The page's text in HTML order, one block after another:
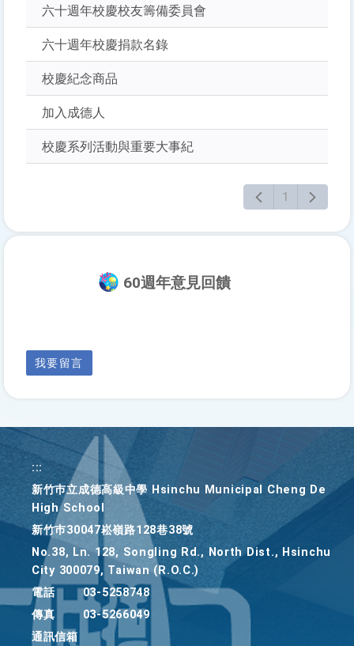
下
Enter
查
六十週年校慶校友籌備委員會
六十週年校慶捐款名錄
校慶紀念商品
加入成德人
校慶系列活動與重要大事紀
1
60週年意見回饋
我要留言
:::
新竹巿立成德高級中學 Hsinchu Municipal Cheng De
High School
新竹巿30047崧嶺路128巷38號
No.38, Ln. 128, Songling Rd., North Dist., Hsinchu
City 300079, Taiwan (R.O.C.)
電話
03-5258748
傳真
03-5266049
通訊信箱